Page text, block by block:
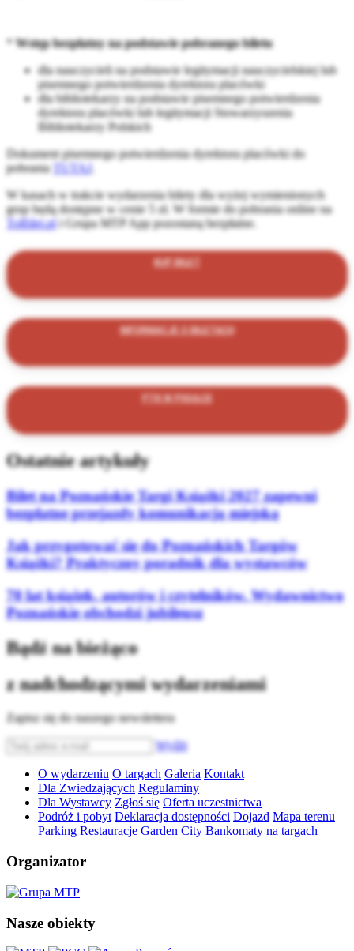
*Wstęp bezpłatny na podstawie pobranego biletu
dla nauczycieli na podstawie legitymacji nauczycielskiej lub
pisemnego potwierdzenia dyrektora placówki
dla bibliotekarzy na podstawie pisemnego potwierdzenia
dyrektora placówki lub legitymacji Stowarzyszenia
Bibliotekarzy Polskich
Dokument pisemnego potwierdzenia dyrektora placówki do
pobrania
TUTAJ
W kasach w trakcie wydarzenia bilety dla wyżej wymienionych
grup będą dostępne w cenie 5 zł. W formie do pobrania online na
ToBilet.pl i Grupa MTP App pozostaną bezpłatne.
KUP BILET
INFORMACJE O BILETACH
PTK W PIGUŁCE
Ostatnie artykuły
Bilet na Poznańskie Targi Książki 2027 zapewni
bezpłatne przejazdy komunikacją miejską
Jak przygotować się do Poznańskich Targów
Książki? Praktyczny poradnik dla wystawców
70 lat książek, autorów i czytelników. Wydawnictwo
Poznańskie obchodzi jubileusz
Bądź na bieżąco
z nadchodzącymi wydarzeniami
Zapisz się do naszego newslettera
Wyślij
O wydarzeniu O targach Galeria Kontakt
Dla Zwiedzających Regulaminy
Dla Wystawcy Zgłoś się Oferta uczestnictwa
Podróż i pobyt Deklaracja dostępności Dojazd Mapa terenu
Parking Restauracje Garden City Bankomaty na targach
Organizator
Nasze obiekty